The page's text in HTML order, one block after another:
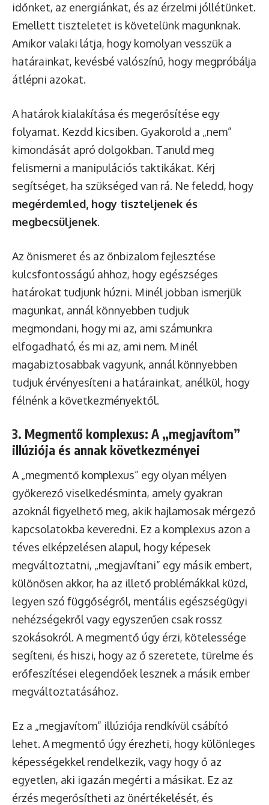
időnket, az energiánkat, és az érzelmi jóllétünket.
Emellett tiszteletet is követelünk magunknak.
Amikor valaki látja, hogy komolyan vesszük a
határainkat, kevésbé valószínű, hogy megpróbálja
átlépni azokat.
A határok kialakítása és megerősítése egy
folyamat. Kezdd kicsiben. Gyakorold a „nem”
kimondását apró dolgokban. Tanuld meg
felismerni a manipulációs taktikákat. Kérj
segítséget, ha szükséged van rá. Ne feledd, hogy
megérdemled, hogy tiszteljenek és
megbecsüljenek.
Az önismeret és az önbizalom fejlesztése
kulcsfontosságú ahhoz, hogy egészséges
határokat tudjunk húzni. Minél jobban ismerjük
magunkat, annál könnyebben tudjuk
megmondani, hogy mi az, ami számunkra
elfogadható, és mi az, ami nem. Minél
magabiztosabbak vagyunk, annál könnyebben
tudjuk érvényesíteni a határainkat, anélkül, hogy
félnénk a következményektől.
3. Megmentő komplexus: A „megjavítom”
illúziója és annak következményei
A „megmentő komplexus” egy olyan mélyen
gyökerező viselkedésminta, amely gyakran
azoknál figyelhető meg, akik hajlamosak mérgező
kapcsolatokba keveredni. Ez a komplexus azon a
téves elképzelésen alapul, hogy képesek
megváltoztatni, „megjavítani” egy másik embert,
különösen akkor, ha az illető problémákkal küzd,
legyen szó függőségről, mentális egészségügyi
nehézségekről vagy egyszerűen csak rossz
szokásokról. A megmentő úgy érzi, kötelessége
segíteni, és hiszi, hogy az ő szeretete, türelme és
erőfeszítései elegendőek lesznek a másik ember
megváltoztatásához.
Ez a „megjavítom” illúziója rendkívül csábító
lehet. A megmentő úgy érezheti, hogy különleges
képességekkel rendelkezik, vagy hogy ő az
egyetlen, aki igazán megérti a másikat. Ez az
érzés megerősítheti az önértékelését, és